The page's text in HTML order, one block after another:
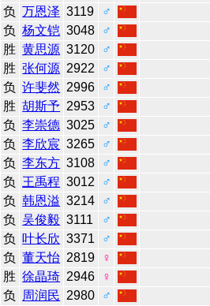
负 万恩泽 3119
♂
负 杨文铠 3048
♂
胜 黄思源 3120
♂
胜 张何源 2922
♂
负 许斐然 2996
♂
胜 胡斯予 2953
♂
负 李崇德 3025
♂
负 李欣宸 3265
♂
负 李东方 3108
♂
负 王禹程 3012
♂
负 韩恩溢 3214
♂
负 吴俊毅 3111
♂
负 叶长欣 3371
♂
负 董天怡 2819
♀
胜 徐晶琦 2946
♀
负 周润民 2980
♂